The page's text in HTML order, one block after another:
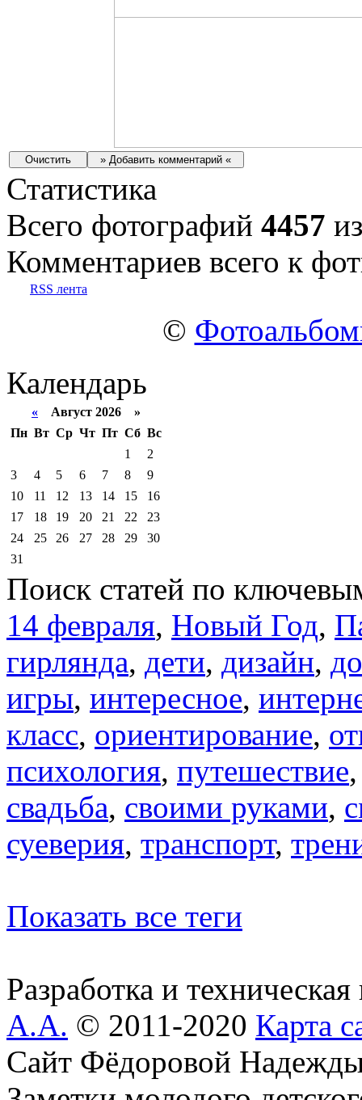
Статистика
Всего фотографий 4457
Комментариев всего к
RSS лента
©
Календарь
« Август 2026 »
Пн Вт Ср Чт Пт Сб Вс
1
2
3
4 5 6 7 8
9
10
11 12 13 14 15
16
17
18 19 20 21 22
23
24
25 26 27 28 29
30
31
Поиск статей по
14 февраля, Новый Год,
гирлянда, дети, дизайн,
игры, интересное,
класс, ориентирование,
психология, путешествие
свадьба, своими руками,
суеверия, транспорт,
Показать все теги
Разработка и
А.А. © 2011-2020 Карта
Сайт Фёдоровой